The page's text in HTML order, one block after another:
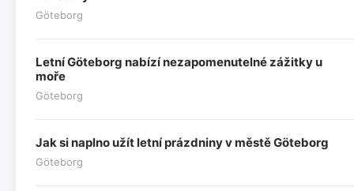
Göteborg
Letní Göteborg nabízí nezapomenutelné zážitky u
moře
Göteborg
Jak si naplno užít letní prázdniny v městě Göteborg
Göteborg